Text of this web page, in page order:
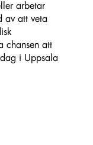
arbetar
av att veta
chansen att
i Uppsala